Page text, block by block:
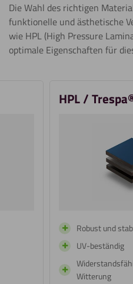
Die Wahl des richtigen
funktionelle und ästhetische
wie HPL (High Pressure
optimale Eigenschaften für
HPL /
Robust und
UV-beständig
Witterung